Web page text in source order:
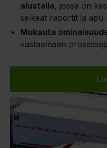
alustalla, jossa on
selkeät raportit ja
Mukauta
vastaamaan